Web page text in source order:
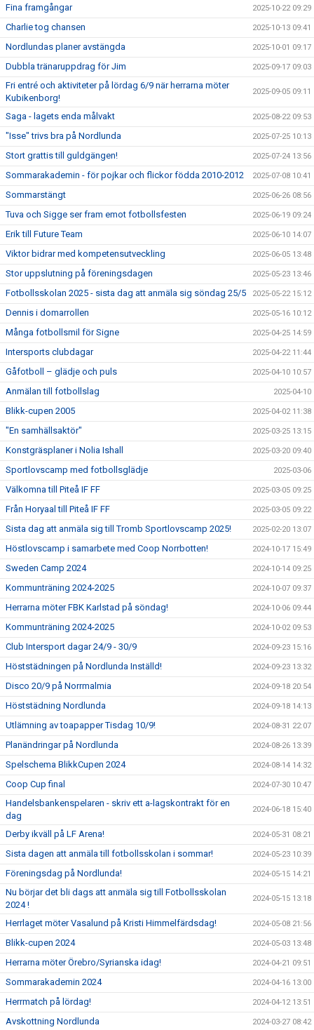
Fina framgångar 2025-10-22 09:29
Charlie tog chansen 2025-10-13 09:41
Nordlundas planer avstängda 2025-10-01 09:17
Dubbla tränaruppdrag för Jim 2025-09-17 09:03
Fri entré och aktiviteter på lördag 6/9 när herrarna möter
Kubikenborg!
2025-09-05 09:11
Saga - lagets enda målvakt 2025-08-22 09:53
"Isse" trivs bra på Nordlunda 2025-07-25 10:13
Stort grattis till guldgängen! 2025-07-24 13:56
Sommarakademin - för pojkar och flickor födda 2010-2012 2025-07-08 10:41
Sommarstängt 2025-06-26 08:56
Tuva och Sigge ser fram emot fotbollsfesten 2025-06-19 09:24
Erik till Future Team 2025-06-10 14:07
Viktor bidrar med kompetensutveckling 2025-06-05 13:48
Stor uppslutning på föreningsdagen 2025-05-23 13:46
Fotbollsskolan 2025 - sista dag att anmäla sig söndag 25/5 2025-05-22 15:12
Dennis i domarrollen 2025-05-16 10:12
Många fotbollsmil för Signe 2025-04-25 14:59
Intersports clubdagar 2025-04-22 11:44
Gåfotboll – glädje och puls 2025-04-10 10:57
Anmälan till fotbollslag 2025-04-10
Blikk-cupen 2005 2025-04-02 11:38
"En samhällsaktör" 2025-03-25 13:15
Konstgräsplaner i Nolia Ishall 2025-03-20 09:40
Sportlovscamp med fotbollsglädje 2025-03-06
Välkomna till Piteå IF FF 2025-03-05 09:25
Från Horyaal till Piteå IF FF 2025-03-05 09:22
Sista dag att anmäla sig till Tromb Sportlovscamp 2025! 2025-02-20 13:07
Höstlovscamp i samarbete med Coop Norrbotten! 2024-10-17 15:49
Sweden Camp 2024 2024-10-14 09:25
Kommunträning 2024-2025 2024-10-07 09:37
Herrarna möter FBK Karlstad på söndag! 2024-10-06 09:44
Kommunträning 2024-2025 2024-10-02 09:53
Club Intersport dagar 24/9 - 30/9 2024-09-23 15:16
Höststädningen på Nordlunda Inställd! 2024-09-23 13:32
Disco 20/9 på Norrmalmia 2024-09-18 20:54
Höststädning Nordlunda 2024-09-18 14:13
Utlämning av toapapper Tisdag 10/9! 2024-08-31 22:07
Planändringar på Nordlunda 2024-08-26 13:39
Spelschema BlikkCupen 2024 2024-08-14 14:32
Coop Cup final 2024-07-30 10:47
Handelsbankenspelaren - skriv ett a-lagskontrakt för en
dag
2024-06-18 15:40
Derby ikväll på LF Arena! 2024-05-31 08:21
Sista dagen att anmäla till fotbollsskolan i sommar! 2024-05-23 10:39
Föreningsdag på Nordlunda! 2024-05-15 14:21
Nu börjar det bli dags att anmäla sig till Fotbollsskolan
2024 !
2024-05-15 13:18
Herrlaget möter Vasalund på Kristi Himmelfärdsdag! 2024-05-08 21:56
Blikk-cupen 2024 2024-05-03 13:48
Herrarna möter Örebro/Syrianska idag! 2024-04-21 09:51
Sommarakademin 2024 2024-04-16 13:00
Herrmatch på lördag! 2024-04-12 13:51
Avskottning Nordlunda 2024-03-27 08:42